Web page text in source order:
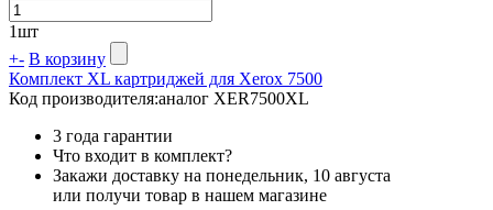
1шт
+- В корзину
Комплект XL картриджей для Xerox 7500
Код производителя:аналог XER7500XL
3 года гарантии
Что входит в комплект?
Закажи доставку на понедельник, 10 августа
или получи товар в нашем магазине